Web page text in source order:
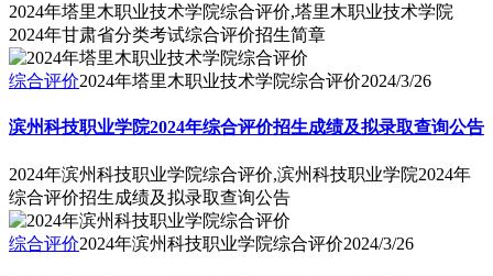
2024年塔里木职业技术学院综合评价,塔里木职业技术学院
2024年甘肃省分类考试综合评价招生简章
综合评价2024年塔里木职业技术学院综合评价2024/3/26
滨州科技职业学院2024年综合评价招生成绩及拟录取查询公告
2024年滨州科技职业学院综合评价,滨州科技职业学院2024年
综合评价招生成绩及拟录取查询公告
综合评价2024年滨州科技职业学院综合评价2024/3/26